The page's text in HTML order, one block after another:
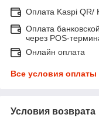
Оплата Kaspi QR/
Оплата
через POS-
Онлайн оплата
Все условия оплаты
Условия возврата